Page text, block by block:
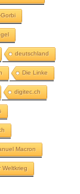
deutschland
Die Linke
digitec.ch
Macron
Weltkrieg